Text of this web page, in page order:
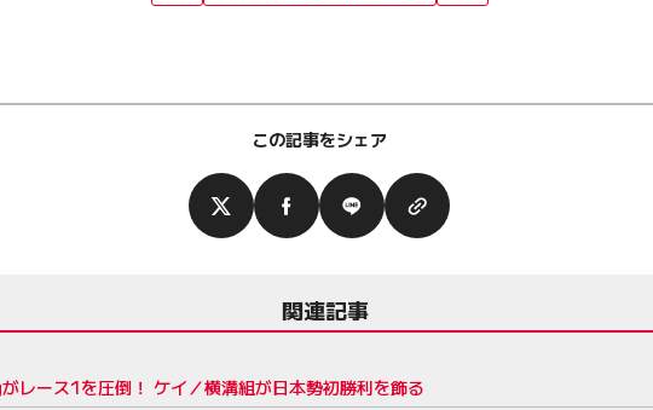
この記事をシェア
関連記事
レース1を圧倒！ ケイ／横溝組が日本勢初勝利を飾る